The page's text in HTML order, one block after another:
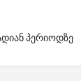
პერიოდზე